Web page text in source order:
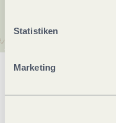
Statistiken
Marketing